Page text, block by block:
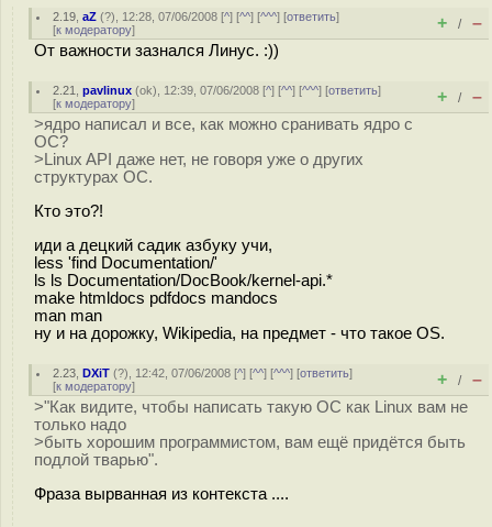
2.19 ,aZ (?), 12:28, 07/06/2008 [^] [^^] [^^^] [ответить]
[к модератору] + / –
От важности зазнался Линус. :))
2.21 ,pavlinux (ok), 12:39, 07/06/2008 [^] [^^] [^^^] [ответить]
[к модератору] + / –
>ядро написал и все, как можно сранивать ядро с
ОС?
>Linux API даже нет, не говоря уже о других
структурах ОС.
Кто это?!
иди a децкий садик азбуку учи,
less 'find Documentation/'
ls ls Documentation/DocBook/kernel-api.*
make htmldocs pdfdocs mandocs
man man
ну и на дорожку, Wikipedia, на предмет - что такое OS.
2.23 ,DXiT (?), 12:42, 07/06/2008 [^] [^^] [^^^] [ответить]
[к модератору] + / –
>"Как видите, чтобы написать такую ОС как Linux вам не
только надо
>быть хорошим программистом, вам ещё придётся быть
подлой тварью".
Фраза вырванная из контекста ....